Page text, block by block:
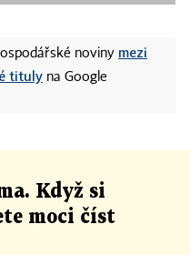
noviny mezi
tituly na Google
Když si
moci číst